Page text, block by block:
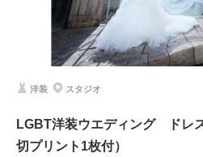
スタジオ＆ロケーションで満足度up!
せっかくお気に入りの衣裳に着替えたの
ンでしっかりおさえましょう♪
相談予約する
洋装 スタジオ
LGBT洋装ウエディング ドレ
切プリント1枚付）